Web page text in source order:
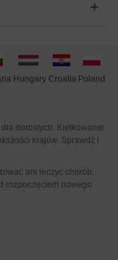
Hungary Croatia Poland
dorosłych. Kiełkowanie
krajów. Sprawdź i
ani leczyć chorób.
rozpoczęciem nowego